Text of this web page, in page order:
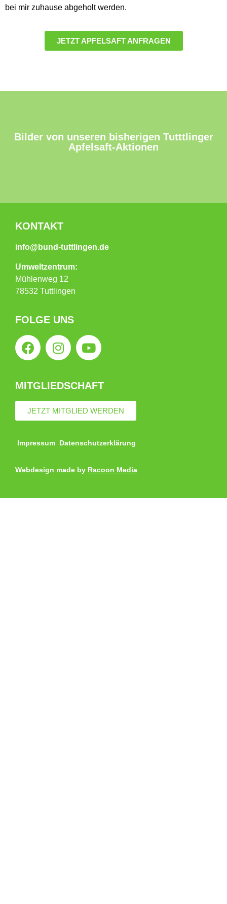
bei mir zuhause abgeholt werden.
JETZT APFELSAFT ANFRAGEN
Bilder von unseren bisherigen Tutttlinger
Apfelsaft-Aktionen
KONTAKT
info@bund-tuttlingen.de
Umweltzentrum:
Mühlenweg 12
78532 Tuttlingen
FOLGE UNS
MITGLIEDSCHAFT
JETZT MITGLIED WERDEN
Impressum Datenschutzerklärung
Webdesign made by Racoon Media